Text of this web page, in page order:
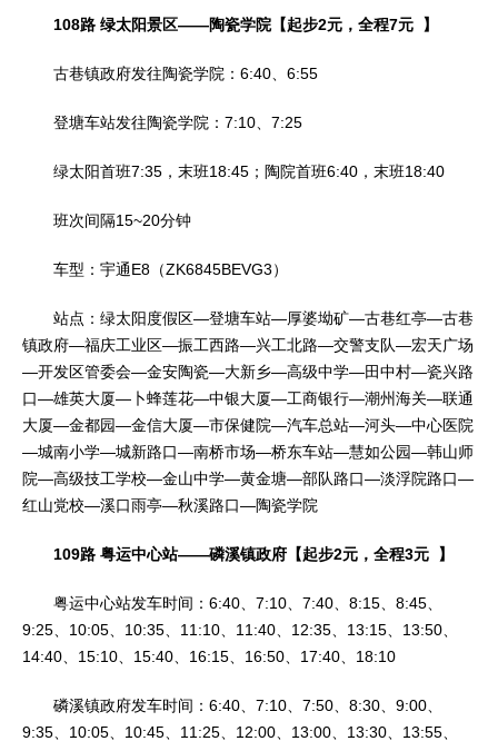
108路 绿太阳景区——陶瓷学院【起步2元，全程7元 】
古巷镇政府发往陶瓷学院：6:40、6:55
登塘车站发往陶瓷学院：7:10、7:25
绿太阳首班7:35，末班18:45；陶院首班6:40，末班18:40
班次间隔15~20分钟
车型：宇通E8（ZK6845BEVG3）
站点：绿太阳度假区—登塘车站—厚婆坳矿—古巷红亭—古巷
镇政府—福庆工业区—振工西路—兴工北路—交警支队—宏天广场
—开发区管委会—金安陶瓷—大新乡—高级中学—田中村—瓷兴路
口—雄英大厦—卜蜂莲花—中银大厦—工商银行—潮州海关—联通
大厦—金都园—金信大厦—市保健院—汽车总站—河头—中心医院
—城南小学—城新路口—南桥市场—桥东车站—慧如公园—韩山师
院—高级技工学校—金山中学—黄金塘—部队路口—淡浮院路口—
红山党校—溪口雨亭—秋溪路口—陶瓷学院
109路 粤运中心站——磷溪镇政府【起步2元，全程3元 】
粤运中心站发车时间：6:40、7:10、7:40、8:15、8:45、
9:25、10:05、10:35、11:10、11:40、12:35、13:15、13:50、
14:40、15:10、15:40、16:15、16:50、17:40、18:10
磷溪镇政府发车时间：6:40、7:10、7:50、8:30、9:00、
9:35、10:05、10:45、11:25、12:00、13:00、13:30、13:55、